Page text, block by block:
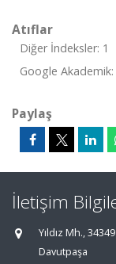
Atıflar
Diğer İndeksler: 1
Google Akademik:
Paylaş
İletişim
Yıldız Mh., 34349
Davutpaşa